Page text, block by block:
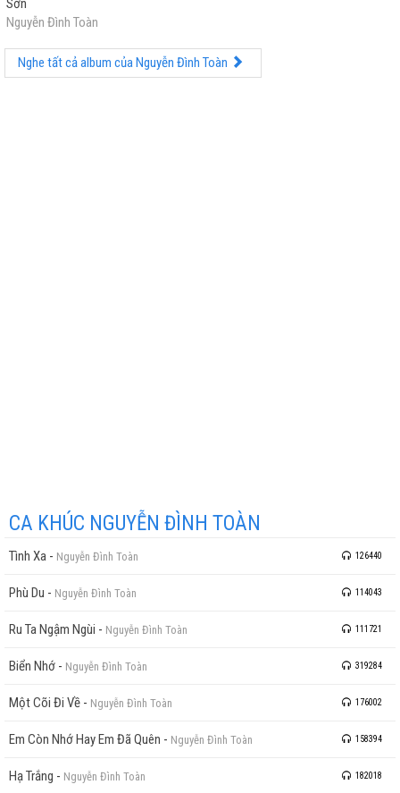
Đường chạy vòng quanh một vòng tiều tụy
Từng lời tà dương là lời một địa
Sơn
Nguyễn Đình Toàn
Nghe tất cả album của Nguyễn Đình Toàn
CA KHÚC NGUYỄN ĐÌNH TOÀN
Tình Xa - Nguyễn Đình Toàn 126440
Phù Du - Nguyễn Đình Toàn 114043
Ru Ta Ngậm Ngùi - Nguyễn Đình Toàn 111721
Biển Nhớ - Nguyễn Đình Toàn 319284
Một Cõi Đi Về - Nguyễn Đình Toàn 176002
Em Còn Nhớ Hay Em Đã Quên - Nguyễn Đình Toàn 158394
Hạ Trắng - Nguyễn Đình Toàn 182018